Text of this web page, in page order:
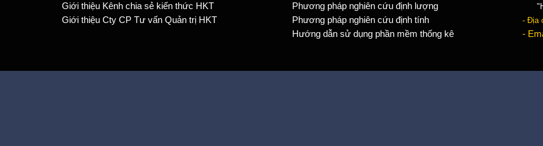
Giới thiệu Kênh chia sẻ kiến thức HKT
Giới thiệu Cty CP Tư vấn Quản trị HKT
Phương pháp nghiên cứu định lượng
Phương pháp nghiên cứu định tính
Hướng dẫn sử dụng phần mềm thống kê
- Địa
-